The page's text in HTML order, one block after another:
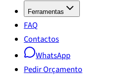
Ferramentas
FAQ
Contactos
WhatsApp
Pedir Orçamento